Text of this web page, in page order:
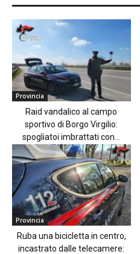
Provincia
Raid vandalico al campo
sportivo di Borgo Virgilio:
spogliatoi imbrattati con...
Provincia
Ruba una bicicletta in centro,
incastrato dalle telecamere: